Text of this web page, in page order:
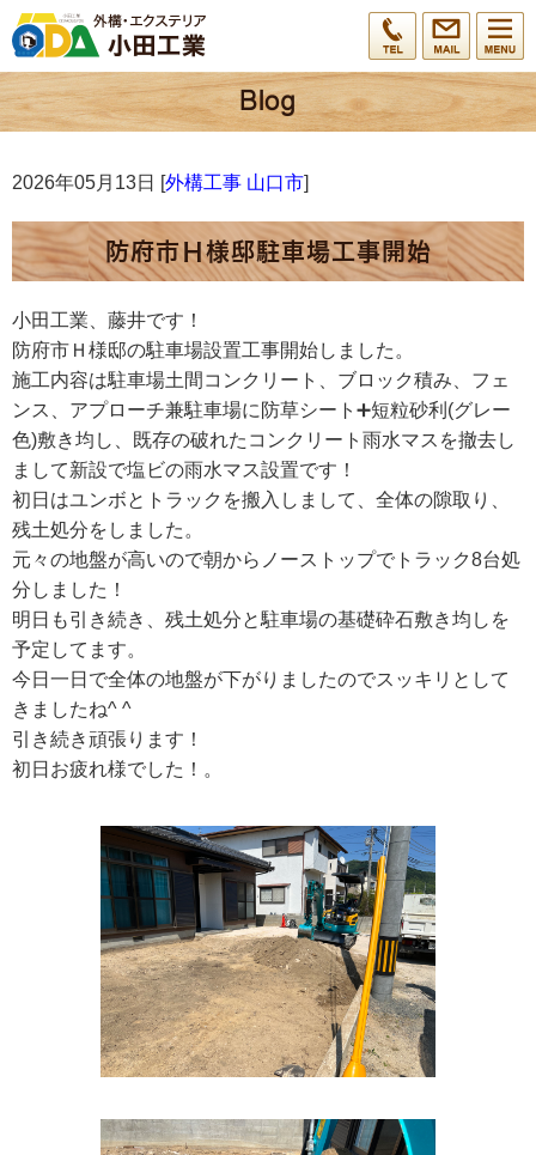
2026年05月13日 [外構工事 山口市]
防府市Ｈ様邸駐車場工事開始
小田工業、藤井です！
防府市Ｈ様邸の駐車場設置工事開始しました。
施工内容は駐車場土間コンクリート、ブロック積み、フェ
ンス、アプローチ兼駐車場に防草シート➕短粒砂利(グレー
色)敷き均し、既存の破れたコンクリート雨水マスを撤去し
まして新設で塩ビの雨水マス設置です！
初日はユンボとトラックを搬入しまして、全体の隙取り、
残土処分をしました。
元々の地盤が高いので朝からノーストップでトラック8台処
分しました！
明日も引き続き、残土処分と駐車場の基礎砕石敷き均しを
予定してます。
今日一日で全体の地盤が下がりましたのでスッキリとして
きましたね^ ^
引き続き頑張ります！
初日お疲れ様でした！。